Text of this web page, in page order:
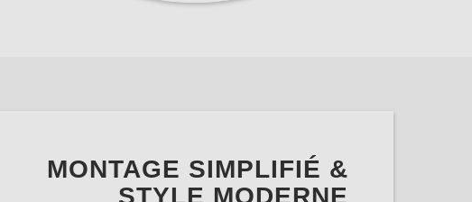
MONTAGE SIMPLIFIÉ &
STYLE MODERNE